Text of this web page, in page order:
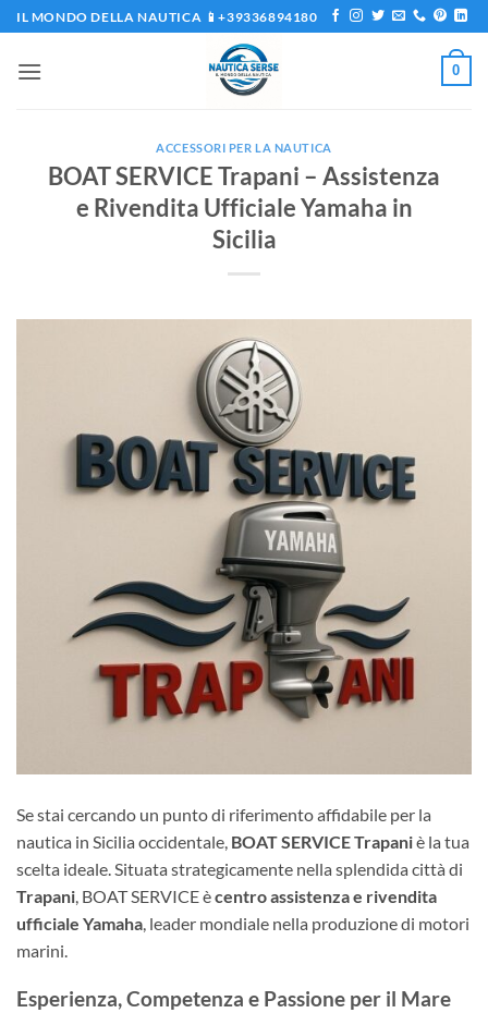
Salta
ai
contenuti
IL MONDO DELLA NAUTICA 📱+39336894180
0
ACCESSORI PER LA NAUTICA
BOAT SERVICE Trapani – Assistenza
e Rivendita Ufficiale Yamaha in
Sicilia
Se stai cercando un punto di riferimento affidabile per la
nautica in Sicilia occidentale, BOAT SERVICE Trapaniè la tua
scelta ideale. Situata strategicamente nella splendida città di
Trapani , BOAT SERVICE ècentro assistenza e rivendita
ufficiale Yamaha , leader mondiale nella produzione di motori
marini.
Esperienza, Competenza e Passione per il Mare